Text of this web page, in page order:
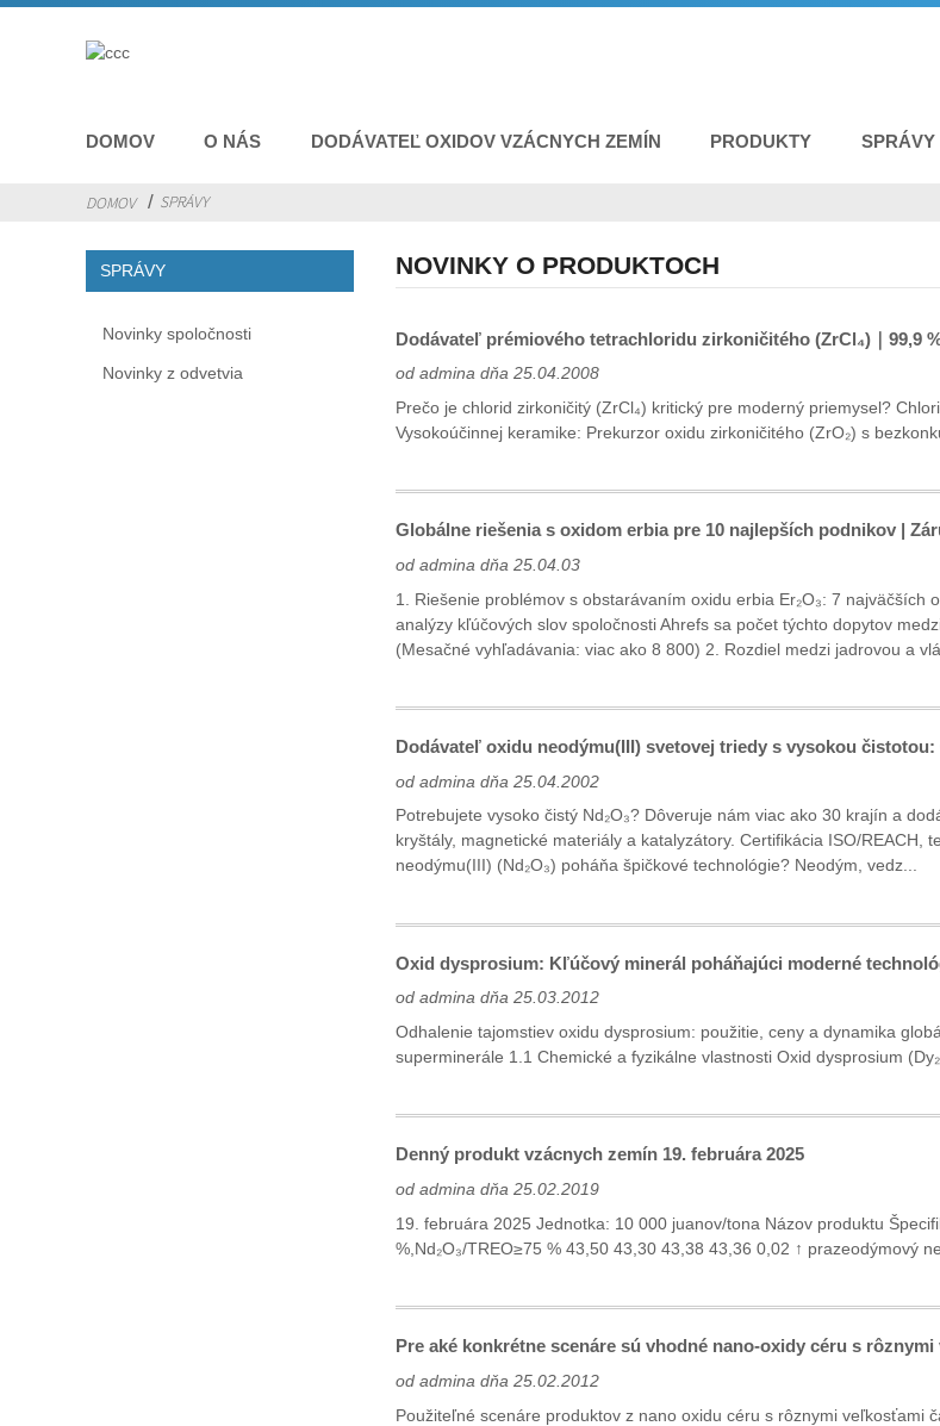
DOMOV O NÁS DODÁVATEĽ OXIDOV VZÁCNYCH ZEMÍN PRODUKTY SPRÁVY
DOMOV SPRÁVY
SPRÁVY
Novinky spoločnosti
Novinky z odvetvia
NOVINKY O PRODUKTOCH
Dodávateľ prémiového tetrachloridu zirkoničitého (ZrCl₄)｜99,9
od admina dňa 25.04.2008
Prečo je chlorid zirkoničitý (ZrCl₄) kritický pre moderný priemysel?
‌Vysokoúčinnej keramike‌: Prekurzor oxidu zirkoničitého (ZrO₂) s
Globálne riešenia s oxidom erbia pre 10 najlepších podnikov |
od admina dňa 25.04.03
1. Riešenie problémov s obstarávaním oxidu erbia Er₂O₃: 7
analýzy kľúčových slov spoločnosti Ahrefs sa počet týchto dopytov
(Mesačné vyhľadávania: viac ako 8 800) 2. Rozdiel medzi jadrovou a
Dodávateľ oxidu neodýmu(III) svetovej triedy s vysokou čistotou:
od admina dňa 25.04.2002
Potrebujete vysoko čistý Nd₂O₃? Dôveruje nám viac ako 30 krajín a
kryštály, magnetické materiály a katalyzátory. Certifikácia ISO/
neodýmu(III) (Nd₂O₃) poháňa špičkové technológie? Neodým, vedz...
Oxid dysprosium: Kľúčový minerál poháňajúci moderné
od admina dňa 25.03.2012
Odhalenie tajomstiev oxidu dysprosium: použitie, ceny a dynamika
superminerále ‌1.1 Chemické a fyzikálne vlastnosti‌ Oxid dysprosium
Denný produkt vzácnych zemín 19. februára 2025
od admina dňa 25.02.2019
19. februára 2025 Jednotka: 10 000 juanov/tona Názov produktu
%,Nd₂O₃/TREO≥75 % 43,50 43,30 43,38 43,36 0,02 ↑ prazeodýmový
Pre aké konkrétne scenáre sú vhodné nano-oxidy céru s
od admina dňa 25.02.2012
Použiteľné scenáre produktov z nano oxidu céru s rôznymi veľkosťami